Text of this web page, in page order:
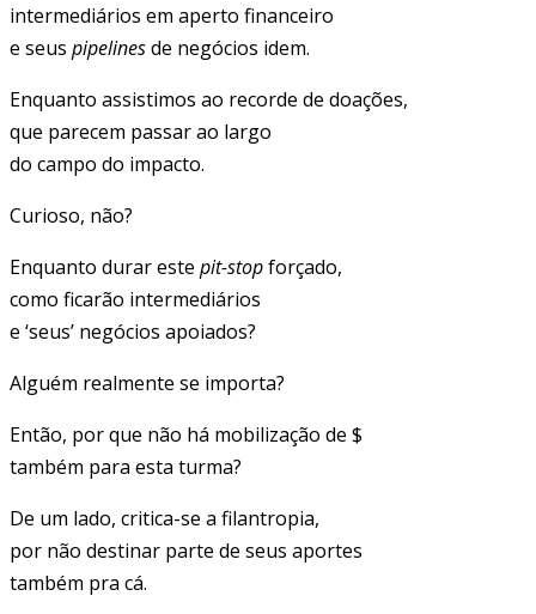
intermediários em aperto financeiro
e seus pipelinesde negócios idem.
Enquanto assistimos ao recorde de doações,
que parecem passar ao largo
do campo do impacto.
Curioso, não?
Enquanto durar este pit-stopforçado,
como ficarão intermediários
e ‘seus’ negócios apoiados?
Alguém realmente se importa?
Então, por que não há mobilização de $
também para esta turma?
De um lado, critica-se a filantropia,
por não destinar parte de seus aportes
também pra cá.